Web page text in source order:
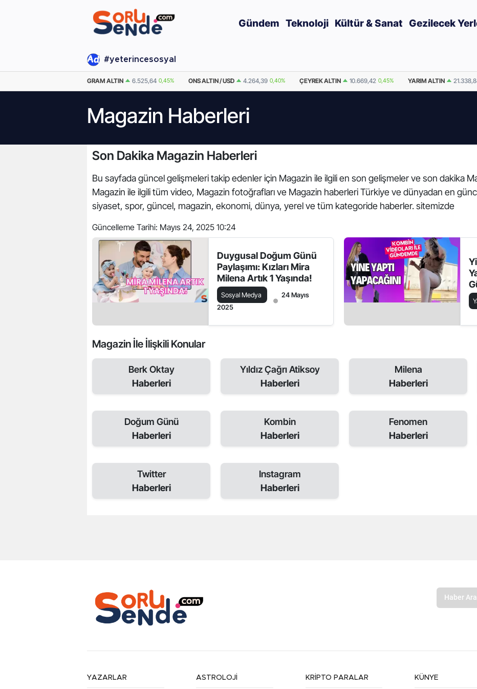
Gündem Teknoloji Kültür & Sanat Gezilecek
#yeterincesosyal
GRAM ALTIN 6.525,64 0,45% ONS ALTIN / USD 4.264,39 0,40% ÇEYREK ALTIN 10.669,42 0,45% YARIM ALTIN
Magazin Haberleri
Son Dakika Magazin Haberleri
Bu sayfada güncel gelişmeleri takip edenler için Magazin ile ilgili en son gelişmeler ve son dakika
Magazin ile ilgili tüm video, Magazin fotoğrafları ve Magazin haberleri Türkiye ve dünyadan en
siyaset, spor, güncel, magazin, ekonomi, dünya, yerel ve tüm kategoride haberler. sitemizde
Güncelleme Tarihi: Mayıs 24, 2025 10:24
Duygusal Doğum Günü
Paylaşımı: Kızları Mira
Milena Artık 1 Yaşında!
Sosyal Medya
24 Mayıs
2025
Magazin İle İlişkili Konular
Berk Oktay
Haberleri
Yıldız Çağrı Atiksoy
Haberleri
Milena
Haberleri
Doğum Günü
Haberleri
Kombin
Haberleri
Fenomen
Haberleri
Twitter
Haberleri
Instagram
Haberleri
YAZARLAR ASTROLOJİ KRİPTO PARALAR KÜNYE